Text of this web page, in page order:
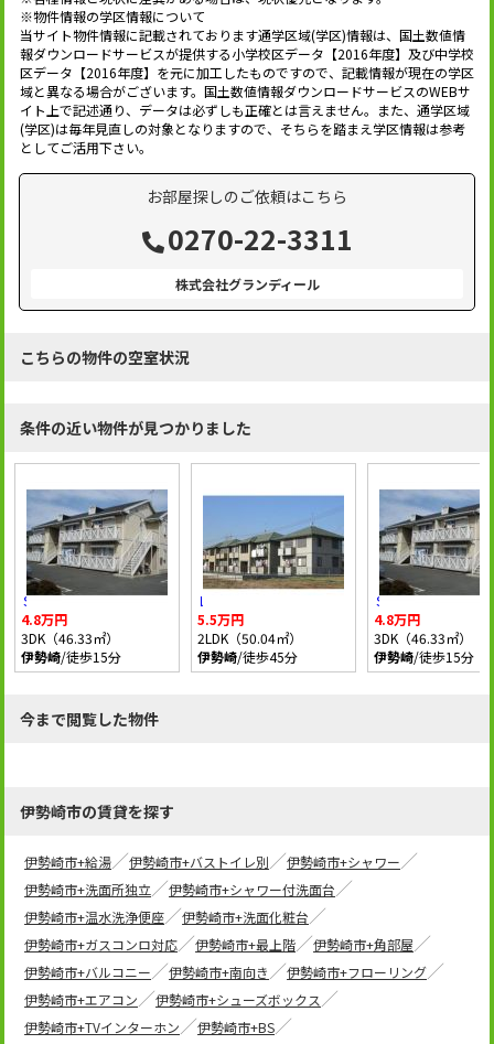
※物件情報の学区情報について
当サイト物件情報に記載されております通学区域(学区)情報は、国土数値情
報ダウンロードサービスが提供する小学校区データ【2016年度】及び中学校
区データ【2016年度】を元に加工したものですので、記載情報が現在の学区
域と異なる場合がございます。国土数値情報ダウンロードサービスのWEBサ
イト上で記述通り、データは必ずしも正確とは言えません。また、通学区域
(学区)は毎年見直しの対象となりますので、そちらを踏まえ学区情報は参考
としてご活用下さい。
お部屋探しのご依頼はこちら
0270-22-3311
株式会社グランディール
こちらの物件の空室状況
条件の近い物件が見つかりました
ＳＤ宗高
4.8万円
3DK（46.33㎡）
伊勢崎/徒歩15分
レジデンスみなみ
5.5万円
2LDK（50.04㎡）
伊勢崎/徒歩45分
ＳＤ宗高
4.8万円
3DK（46.33㎡）
伊勢崎/徒歩15分
今まで閲覧した物件
伊勢崎市の賃貸を探す
伊勢崎市+給湯 伊勢崎市+バストイレ別
伊勢崎市+シャワー
伊勢崎市+洗面所独立
伊勢崎市+シャワー付洗面台
伊勢崎市+温水洗浄便座
伊勢崎市+洗面化粧台
伊勢崎市+ガスコンロ対応
伊勢崎市+最上階
伊勢崎市+角部屋
伊勢崎市+バルコニー
伊勢崎市+南向き
伊勢崎市+フローリング
伊勢崎市+エアコン
伊勢崎市+シューズボックス
伊勢崎市+TVインターホン
伊勢崎市+BS